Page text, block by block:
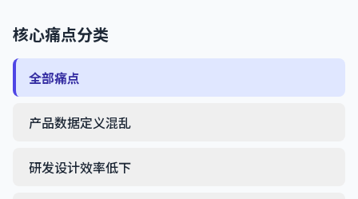
核心痛点分类
全部痛点
产品数据定义混乱
研发设计效率低下